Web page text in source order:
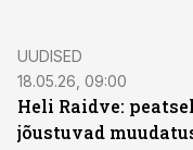
UUDISED
18.05.26, 09:00
Heli Raidve:
jõustuvad